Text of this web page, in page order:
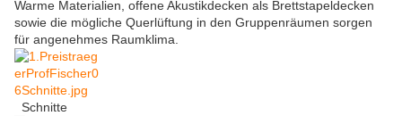
Warme Materialien, offene Akustikdecken als Brettstapeldecken
sowie die mögliche Querlüftung in den Gruppenräumen sorgen
für angenehmes Raumklima.
Schnitte